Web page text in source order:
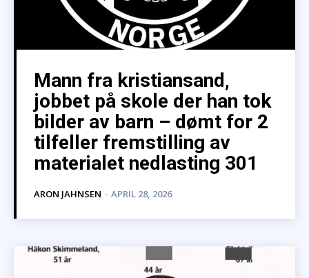
Mann fra kristiansand,
jobbet på skole der han tok
bilder av barn – dømt for 2
tilfeller fremstilling av
materialet nedlasting 301
ARON JAHNSEN - APRIL 28, 2026